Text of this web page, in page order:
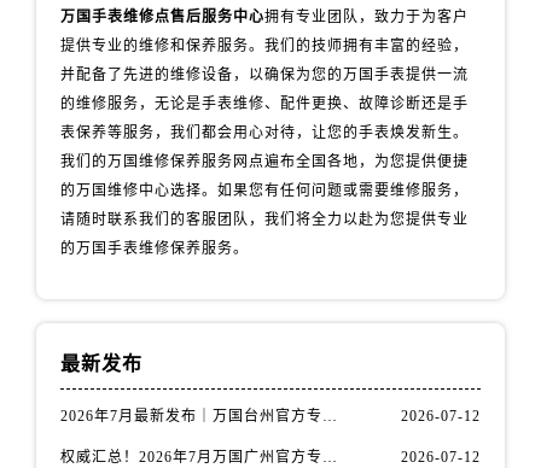
安徽省黄山市屯溪区黄山西路万国售后服务中心（需提前预约）
万国手表维修点售后服务中心拥有专业团队，致力于为客户
提供专业的维修和保养服务。我们的技师拥有丰富的经验，
并配备了先进的维修设备，以确保为您的万国手表提供一流
的维修服务，无论是手表维修、配件更换、故障诊断还是手
表保养等服务，我们都会用心对待，让您的手表焕发新生。
我们的万国维修保养服务网点遍布全国各地，为您提供便捷
的万国维修中心选择。如果您有任何问题或需要维修服务，
请随时联系我们的客服团队，我们将全力以赴为您提供专业
的万国手表维修保养服务。
最新发布
2026年7月最新发布｜万国台州官方专柜客户服务热线与专柜信息攻略 2026-07-12
权威汇总！2026年7月万国广州官方专柜客户服务电话及门店名录 2026-07-12